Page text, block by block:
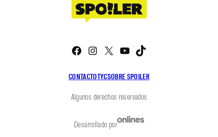
CONTACTOTYCSOBRE SPOILER
Facebook
Instagram
X YouTube
Algunos derechos reservados
Desarrollado por